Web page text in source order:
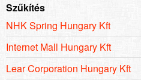
Szűkítés
NHK Spring Hungary Kft
Internet Mall Hungary Kft
Lear Corporation Hungary Kft